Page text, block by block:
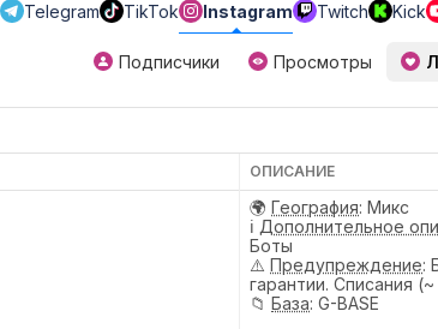
Telegram TikTok Instagram Twitch Kick
Подписчики Просмотры
ОПИСАНИЕ
🌍 География: Микс
ℹ️ Дополнительное
Боты
⚠️ Предупреждениe:
гарантии. Списания
📁 База: G-BASE